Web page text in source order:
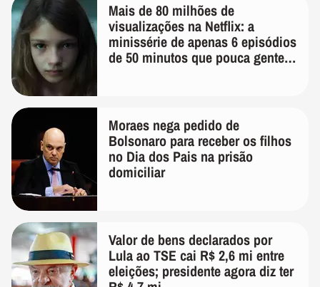
Mais de 80 milhões de
visualizações na Netflix: a
minissérie de apenas 6 episódios
de 50 minutos que pouca gente
Moraes nega pedido de
Bolsonaro para receber os filhos
no Dia dos Pais na prisão
domiciliar
Valor de bens declarados por
Lula ao TSE cai R$ 2,6 mi entre
eleições; presidente agora diz ter